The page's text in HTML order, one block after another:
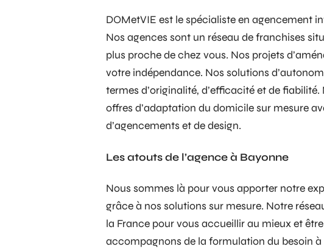
DOMetVIE est le spécialiste en agencement
Nos agences sont un réseau de franchises
plus proche de chez vous. Nos projets
votre indépendance. Nos solutions
termes d’originalité, d’efficacité et de
offres d’adaptation du domicile sur mesure
d’agencements et de design.
Les atouts de l’agence à Bayonne
Nous sommes là pour vous apporter notre
grâce à nos solutions sur mesure. Notre
la France pour vous accueillir au mieux et
accompagnons de la formulation du besoin